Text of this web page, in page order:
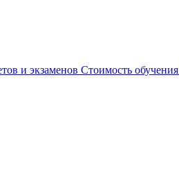
и экзаменов Стоимость обучения